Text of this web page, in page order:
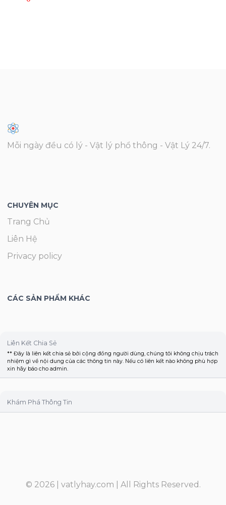
Mỗi ngày đều có lý - Vật lý phổ thông - Vật Lý 24/7.
CHUYÊN MỤC
Trang Chủ
Liên Hệ
Privacy policy
CÁC SẢN PHẨM KHÁC
Liên Kết Chia Sẻ
** Đây là liên kết chia sẻ bởi cộng đồng người dùng, chúng tôi không chịu trách
nhiệm gì về nội dung của các thông tin này. Nếu có liên kết nào không phù hợp
xin hãy báo cho admin.
Khám Phá Thông Tin
© 2026 | vatlyhay.com | All Rights Reserved.